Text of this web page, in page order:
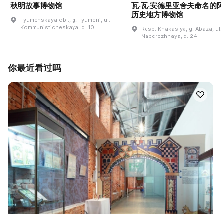
秋明故事博物馆
Tyumenskaya obl., g. Tyumenʹ, ul.
Kommunisticheskaya, d. 10
瓦·瓦·安德里亚舍夫命名的
历史地方博物馆
Resp. Khakasiya, g. Abaza, ul.
Naberezhnaya, d. 24
你最近看过吗